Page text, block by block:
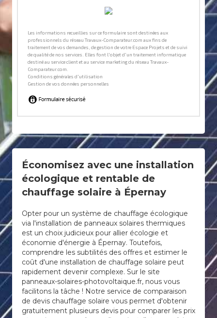
Économisez avec une installation
écologique et rentable de
chauffage solaire à Épernay
Opter pour un système de chauffage écologique
via l'installation de panneaux solaires thermiques
est un choix judicieux pour allier écologie et
économie d'énergie à Épernay. Toutefois,
comprendre les subtilités des offres et estimer le
coût d'une installation de chauffage solaire peut
rapidement devenir complexe. Sur le site
panneaux-solaires-photovoltaique.fr, nous vous
facilitons la tâche ! Notre service de comparaison
de devis chauffage solaire vous permet d'obtenir
gratuitement plusieurs devis pour comparer les prix